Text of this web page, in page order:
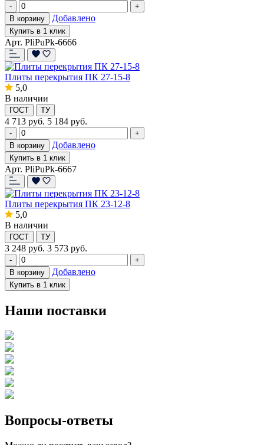
-
+
В корзину
Добавлено
Купить в 1 клик
Арт. PliPuPk-6666
Плиты перекрытия ПК 27-15-8
5,0
В наличии
ГОСТ ТУ
4 713 руб. 5 184 руб.
-
+
В корзину
Добавлено
Купить в 1 клик
Арт. PliPuPk-6667
Плиты перекрытия ПК 23-12-8
5,0
В наличии
ГОСТ ТУ
3 248 руб. 3 573 руб.
-
+
В корзину
Добавлено
Купить в 1 клик
Наши поставки
Вопросы-ответы